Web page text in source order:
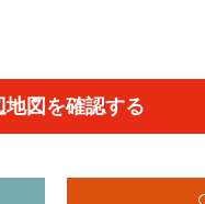
地図を確認する